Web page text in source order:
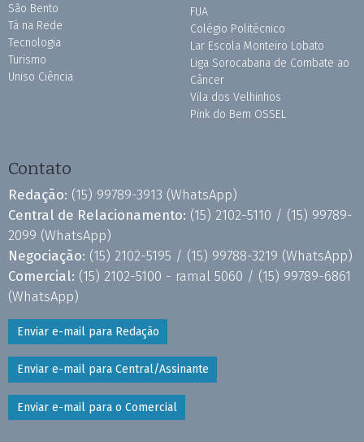
São Bento
Tá na Rede
Tecnologia
Turismo
Uniso Ciência
FUA
Colégio Politécnico
Lar Escola Monteiro Lobato
Liga Sorocabana de Combate ao
Câncer
Vila dos Velhinhos
Pink do Bem OSSEL
Contato
Redação: (15) 99789-3913 (WhatsApp)
Central de Relacionamento: (15) 2102-5110 / (15) 99789-
2099 (WhatsApp)
Negociação: (15) 2102-5195 / (15) 99788-3219 (WhatsApp)
Comercial: (15) 2102-5100 - ramal 5060 / (15) 99789-6861
(WhatsApp)
Enviar e-mail para Redação
Enviar e-mail para Central/Assinante
Enviar e-mail para o Comercial